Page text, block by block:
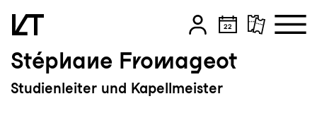
Zum Hauptinhalt springen
Zum Footer springen
Stéphane Fromageot
Studienleiter und Kapellmeister